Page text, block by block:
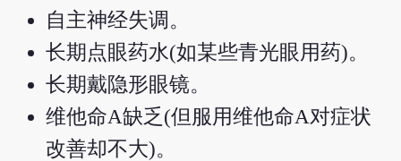
自主神经失调。
长期点眼药水(如某些青光眼用药)。
长期戴隐形眼镜。
维他命A缺乏(但服用维他命A对症状
改善却不大)。